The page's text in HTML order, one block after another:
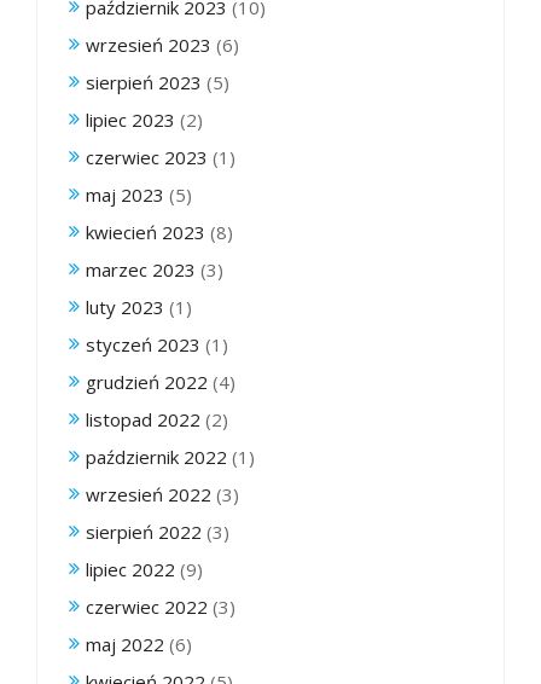
październik 2023 (10)
wrzesień 2023 (6)
sierpień 2023 (5)
lipiec 2023 (2)
czerwiec 2023 (1)
maj 2023 (5)
kwiecień 2023 (8)
marzec 2023 (3)
luty 2023 (1)
styczeń 2023 (1)
grudzień 2022 (4)
listopad 2022 (2)
październik 2022 (1)
wrzesień 2022 (3)
sierpień 2022 (3)
lipiec 2022 (9)
czerwiec 2022 (3)
maj 2022 (6)